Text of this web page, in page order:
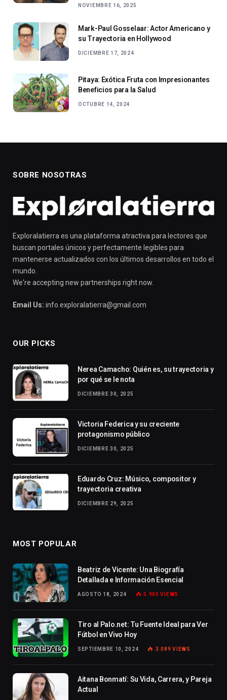
NOVIEMBRE 16, 2025
Mark-Paul Gosselaar: Actor Americano y
su Trayectoria en Hollywood
DICIEMBRE 17, 2024
Pitaya: Exótica Fruta con Impresionantes
Beneficios para la Salud
OCTUBRE 14, 2024
SOBRE NOSOTRAS
Exploralatierra es una plataforma atractiva para lectores que
buscan portales únicos y perfectamente legibles para
mantenerse actualizados con los últimos desarrollos en todo el
mundo.
We're accepting new partnerships right now.
Email Us: info.exploralatierra@gmail.com
OUR PICKS
Nerea Camacho: Quién es, su trayectoria y
por qué se le nota
DICIEMBRE 30, 2025
Victoria Federica y su creciente
protagonismo público
DICIEMBRE 30, 2025
Eduardo Cruz: Músico, compositor y
trayectoria creativa
DICIEMBRE 29, 2025
MOST POPULAR
Beatriz de Vicente: Una Biografía
Detallada e Información Esencial
AGOSTO 18, 2024 5.900VIEWS
Tiro al Palo.net: Tu Fuente Ideal para Ver
Fútbol en Vivo Hoy
SEPTIEMBRE 10, 2024 3.089VIEWS
Aitana Bonmatí: Su Vida, Carrera, y Pareja
Actual